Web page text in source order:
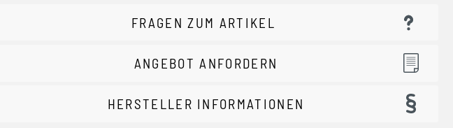
FRAGEN ZUM ARTIKEL
ANGEBOT ANFORDERN
HERSTELLER INFORMATIONEN